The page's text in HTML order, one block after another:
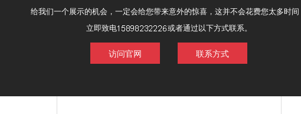
给我们一个展示的机会，一定会给您带来意外的惊喜，这并不会花费您太多时间
立即致电
或者通过以下方式联系。
访问官网 联系方式